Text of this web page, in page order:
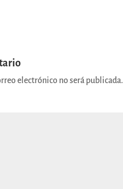
electrónico no será publicada.